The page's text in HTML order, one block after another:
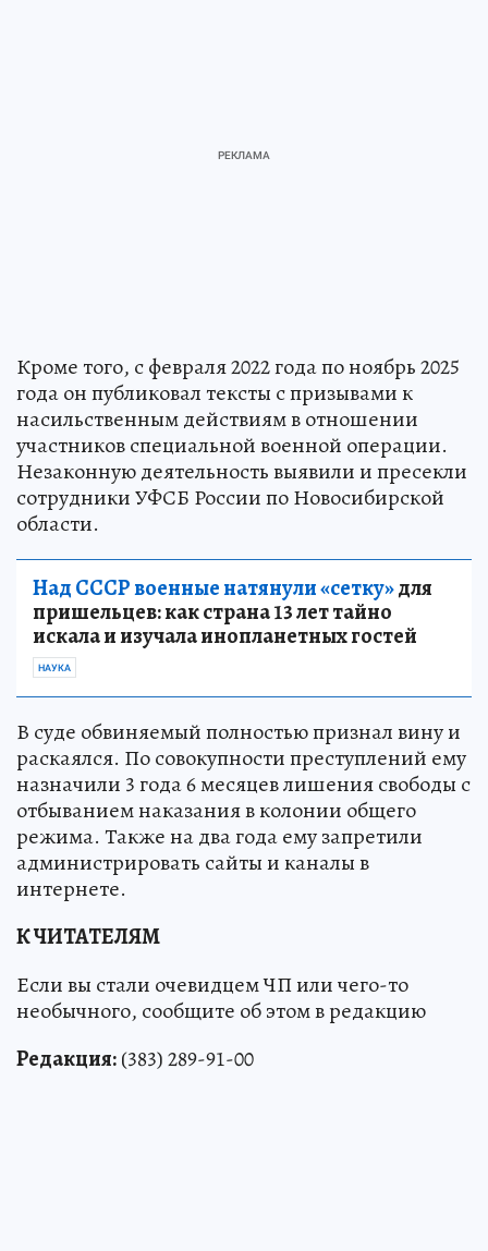
Кроме того, с февраля 2022 года по ноябрь 2025
года он публиковал тексты с призывами к
насильственным действиям в отношении
участников специальной военной операции.
Незаконную деятельность выявили и пресекли
сотрудники УФСБ России по Новосибирской
области.
Над СССР военные натянули «сетку»для
пришельцев: как страна 13 лет тайно
искала и изучала инопланетных гостей
НАУКА
В суде обвиняемый полностью признал вину и
раскаялся. По совокупности преступлений ему
назначили 3 года 6 месяцев лишения свободы с
отбыванием наказания в колонии общего
режима. Также на два года ему запретили
администрировать сайты и каналы в
интернете.
К ЧИТАТЕЛЯМ
Если вы стали очевидцем ЧП или чего-то
необычного, сообщите об этом в редакцию
Редакция:(383) 289-91-00